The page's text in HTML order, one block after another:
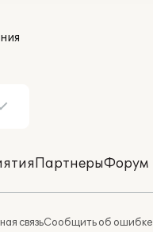
ПартнерыФорум
связьСообщить об ошибке